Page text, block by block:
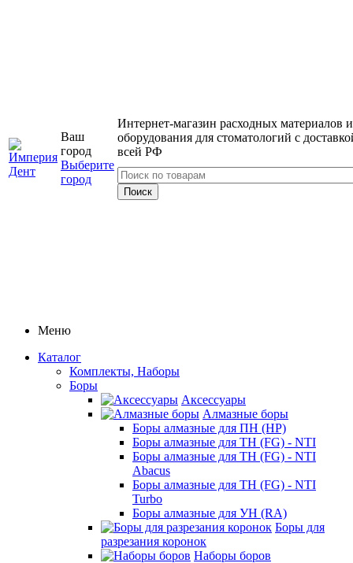
Ваш
город
Выберите
город
Интернет-магазин расходных материалов и
оборудования для стоматологий с
всей РФ
Меню
Каталог
Комплекты, Наборы
Боры
Аксессуары
Алмазные боры
Боры алмазные для ПН (HP)
Боры алмазные для ТН (FG) - NTI
Боры алмазные для ТН (FG) - NTI
Abacus
Боры алмазные для ТН (FG) - NTI
Turbo
Боры алмазные для УН (RA)
Боры для
разрезания коронок
Наборы боров